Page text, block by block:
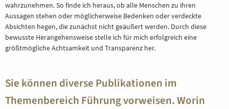
wahrzunehmen. So finde ich heraus, ob alle Menschen zu ihren
Aussagen stehen oder möglicherweise Bedenken oder verdeckte
Absichten hegen, die zunächst nicht geäußert werden. Durch diese
bewusste Herangehensweise stelle ich für mich erfolgreich eine
größtmögliche Achtsamkeit und Transparenz her.
Sie können diverse Publikationen im
Themenbereich Führung vorweisen. Worin